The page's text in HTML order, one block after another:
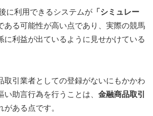
に利用できるシステムが 「シミュレー
ある可能性が高い点であり、実際の競馬
に利益が出ているように見せかけている
取引業者としての登録がないにもかかわ
い助言行為を行うことは、 金融商品取引
がある点です。